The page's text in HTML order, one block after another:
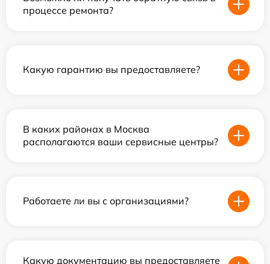
процессе ремонта?
Какую гарантию вы предоставляете?
В каких районах в Москва
располагаются ваши сервисные центры?
Работаете ли вы с организациями?
Какую документацию вы предоставляете